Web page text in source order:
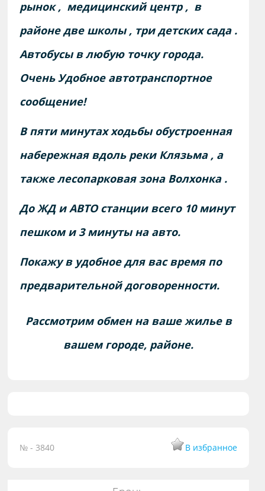
рынок , медицинский центр , в
районе две школы , три детских сада .
Автобусы в любую точку города.
ОченьУдобное автотранспортное
сообщение!
В пяти минутах ходьбы обустроенная
набережная вдоль реки Клязьма , а
также лесопарковая зона Волхонка .
До ЖД и АВТО станции всего 10 минут
пешком и 3 минуты на авто.
Покажу в удобное для вас время по
предварительной договоренности.
Рассмотрим обмен на ваше жилье в
вашем городе, районе.
№ - 3840 В избранное